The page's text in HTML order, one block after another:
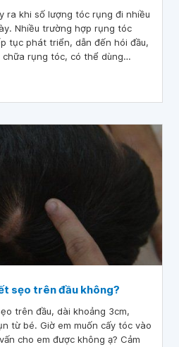
ra khi số lượng tóc rụng đi nhiều
Nhiều trường hợp rụng tóc
tục phát triển, dẫn đến hói đầu,
rụng tóc, có thể dùng
sẹo trên đầu không?
trên đầu, dài khoảng 3cm,
từ bé. Giờ em muốn cấy tóc vào
cho em được không ạ? Cảm